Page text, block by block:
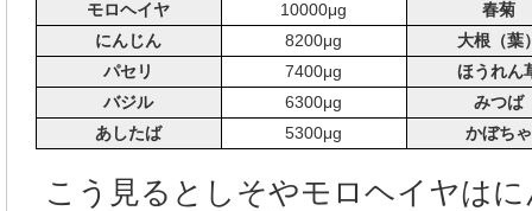
モロヘイヤ
10000μg
春菊
にんじん
8200μg
大根（葉
パセリ
7400μg
ほうれん
バジル
6300μg
みつば
あしたば
5300μg かぼちゃ
こう見るとしそやモロヘイヤは